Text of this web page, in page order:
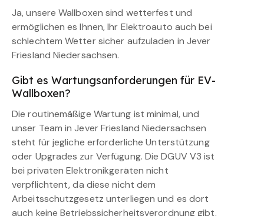
Ja, unsere Wallboxen sind wetterfest und
ermöglichen es Ihnen, Ihr Elektroauto auch bei
schlechtem Wetter sicher aufzuladen in Jever
Friesland Niedersachsen.
Gibt es Wartungsanforderungen für EV-
Wallboxen?
Die routinemäßige Wartung ist minimal, und
unser Team in Jever Friesland Niedersachsen
steht für jegliche erforderliche Unterstützung
oder Upgrades zur Verfügung. Die DGUV V3 ist
bei privaten Elektronikgeräten nicht
verpflichtent, da diese nicht dem
Arbeitsschutzgesetz unterliegen und es dort
auch keine Betriebssicherheitsverordnung gibt.